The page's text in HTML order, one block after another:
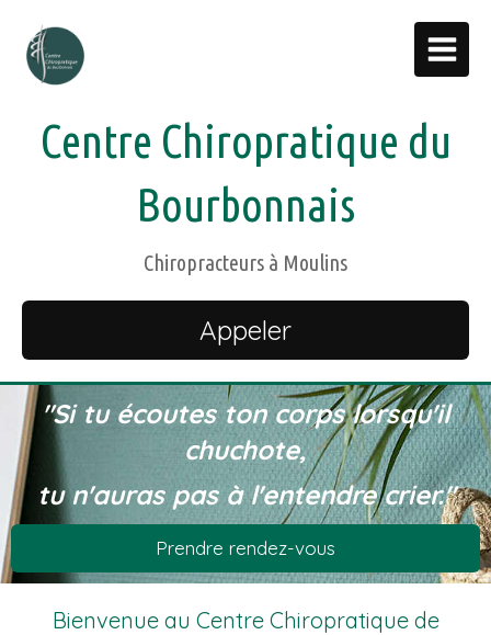
Centre Chiropratique du
Bourbonnais
Chiropracteurs à Moulins
Appeler
"Si tu écoutes ton corps lorsqu'il
chuchote,
tu n'auras pas à l'entendre crier."
Prendre rendez-vous
Bienvenue au Centre Chiropratique de